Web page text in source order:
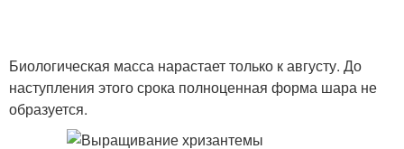
Биологическая масса нарастает только к августу. До
наступления этого срока полноценная форма шара не
образуется.